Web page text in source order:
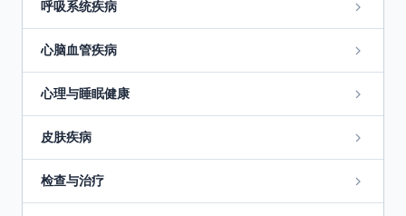
呼吸系统疾病
心脑血管疾病
心理与睡眠健康
皮肤疾病
检查与治疗